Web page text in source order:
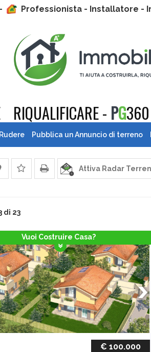
Professionista - Installatore -
RIQUALIFICARE - PG360
Pubblica un Annuncio di terreno
Attiva Radar
di 23
Vuoi Costruire Casa?
€ 100.000